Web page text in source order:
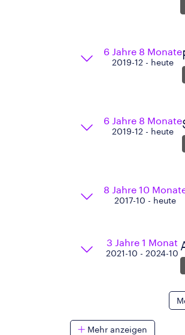
6 Jahre 8 Monate
2019-12 - heute
6 Jahre 8 Monate
2019-12 - heute
8 Jahre 10
2017-10 - heute
3 Jahre 1 Monat
2021-10 - 2024-10
Mehr anzeigen